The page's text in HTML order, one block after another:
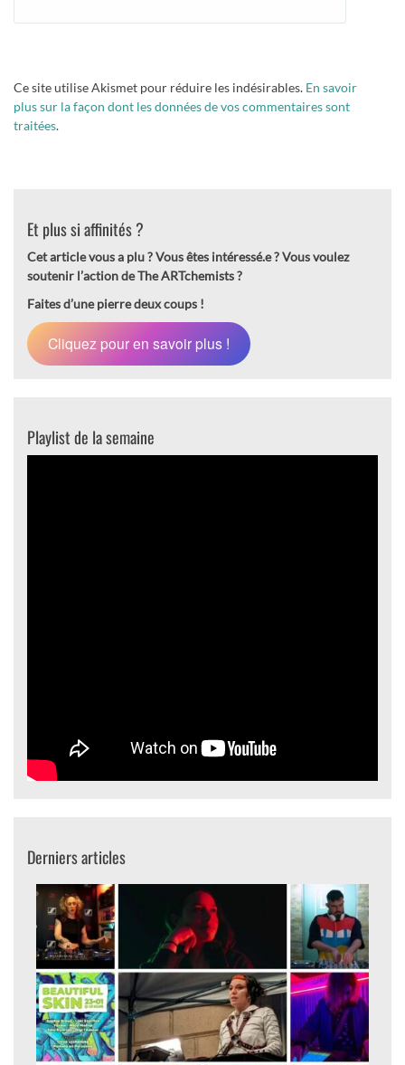
Ce site utilise Akismet pour réduire les indésirables. En savoir
plus sur la façon dont les données de vos commentaires sont
traitées.
Et plus si affinités ?
Cet article vous a plu ? Vous êtes intéressé.e ?Vous voulez
soutenir l’action de The ARTchemists ?
Faites d’une pierre deux coups !
Cliquez pour en savoir plus !
Playlist de la semaine
Derniers articles